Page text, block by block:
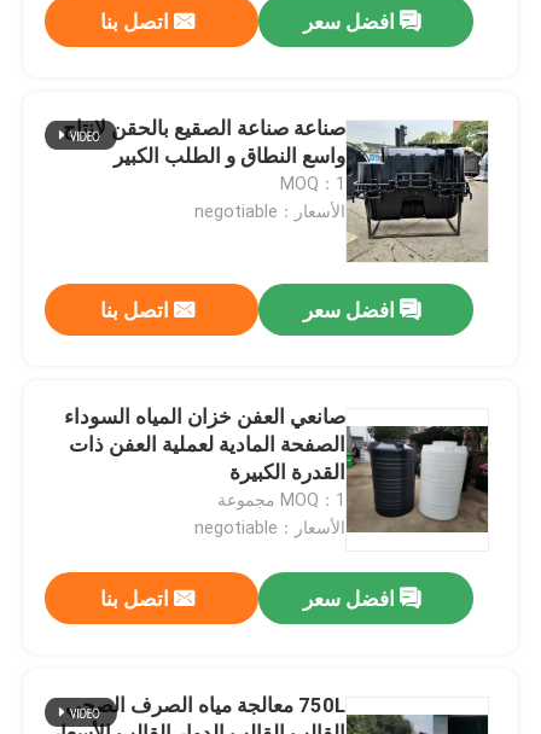
مسكن
أشرطة فيديو
معلومات عنا
جولة في المعمل
اتصل بنا
أخبار
قالب Rotomoulding
افضل سعر اتصل بنا
صناعة صناعة الصقيع بالحقن لإنتاج
واسع النطاق و الطلب الكبير
MOQ：1
الأسعار：negotiable
افضل سعر اتصل بنا
صانعي العفن خزان المياه السوداء
الصفحة المادية لعملية العفن ذات
القدرة الكبيرة
MOQ：1 مجموعة
الأسعار：negotiable
افضل سعر اتصل بنا
750L معالجة مياه الصرف الصحي